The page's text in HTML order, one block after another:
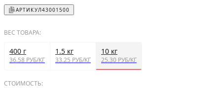
АРТИКУЛ43001500
ВЕС ТОВАРА:
400 г
36.58 РУБ/КГ
1.5 кг
33.25 РУБ/КГ
10 кг
25.30 РУБ/КГ
СТОИМОСТЬ: